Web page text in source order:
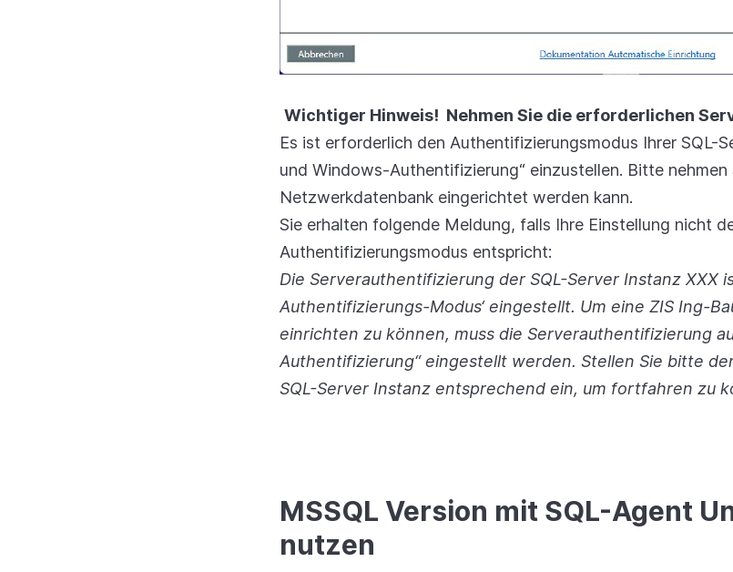
Wichtiger Hinweis! Nehmen Sie die erforderlichen
Es ist erforderlich den Authentifizierungsmodus Ihrer SQL-
und Windows-Authentifizierung“ einzustellen. Bitte
Netzwerkdatenbank eingerichtet werden kann.
Sie erhalten folgende Meldung, falls Ihre Einstellung nicht
Authentifizierungsmodus entspricht:
Die Serverauthentifizierung der SQL-Server Instanz XXX
Authentifizierungs-Modus‘ eingestellt. Um eine ZIS Ing-
einrichten zu können, muss die Serverauthentifizierung
Authentifizierung“eingestellt werden. Stellen Sie bitte
SQL-Server Instanz entsprechend ein, um fortfahren zu
MSSQL Version mit SQL-Agent
nutzen